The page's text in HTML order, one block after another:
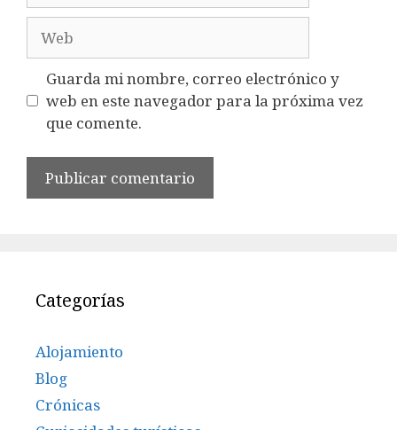
Guarda mi nombre, correo electrónico y
web en este navegador para la próxima vez
que comente.
Categorías
Alojamiento
Blog
Crónicas